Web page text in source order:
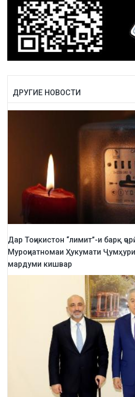
ДРУГИЕ НОВОСТИ
Дар Тоҷикистон “лимит”-и барқ
Муроҷиатномаи Ҳукумати
мардуми кишвар